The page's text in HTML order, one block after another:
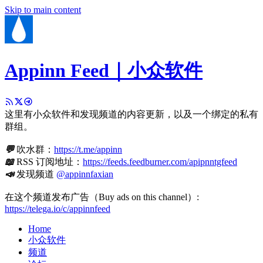
Skip to main content
Appinn Feed｜小众软件
这里有小众软件和发现频道的内容更新，以及一个绑定的私有
群组。
💬吹水群： https://t.me/appinn
📖RSS 订阅地址： https://feeds.feedburner.com/apipnntgfeed
📣发现频道 @appinnfaxian
在这个频道发布广告（Buy ads on this channel）:
https://telega.io/c/appinnfeed
Home
小众软件
频道